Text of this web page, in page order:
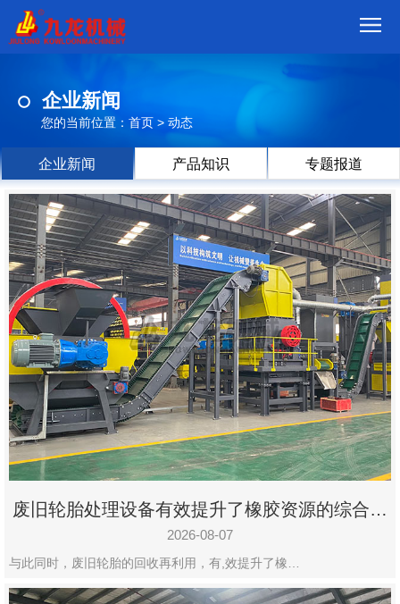
品
视
频
现
场
方
案
动
态
联
系
郑
州
市
九
设
企业新闻
您的当前位置： 首页 > 动态
企业新闻 产品知识 专题报道
废旧轮胎处理设备有效提升了橡胶资源的综合利
用率
2026-08-07
与此同时，废旧轮胎的回收再利用，有,效提升了橡…